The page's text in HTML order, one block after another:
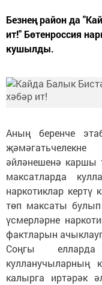
Безнең район да
ит!" Бөтенроссия
кушылды.
Аның беренче
әйләнешенә каршы
максатларда
наркотиклар кертү
төп максаты
үсмерләрне
фактларын
Соңгы елларда
кулланучыларның
калырга иртәрәк